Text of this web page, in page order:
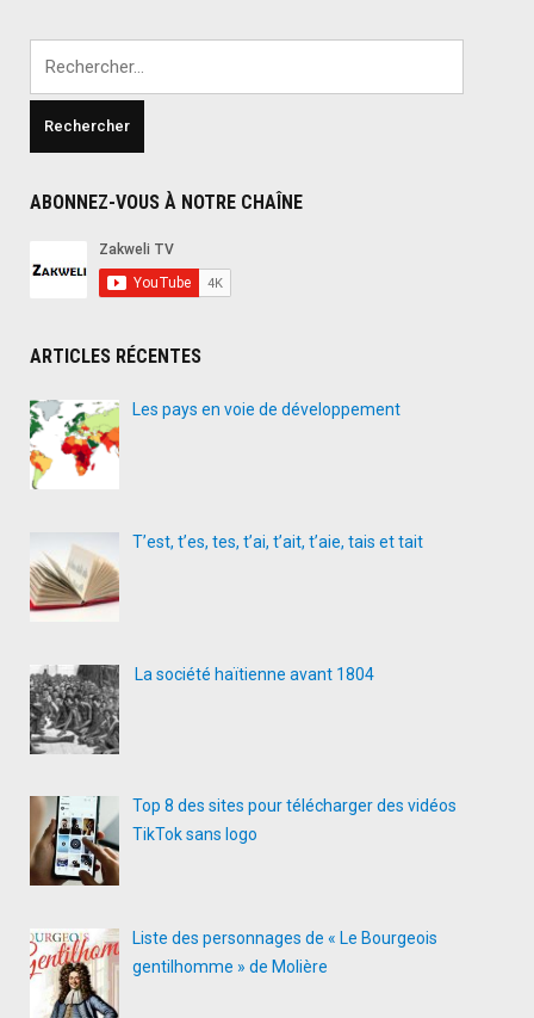
ABONNEZ-VOUS À NOTRE CHAÎNE
ARTICLES RÉCENTES
Les pays en voie de développement
T’est, t’es, tes, t’ai, t’ait, t’aie, tais et tait
La société haïtienne avant 1804
Top 8 des sites pour télécharger des vidéos
TikTok sans logo
Liste des personnages de « Le Bourgeois
gentilhomme » de Molière